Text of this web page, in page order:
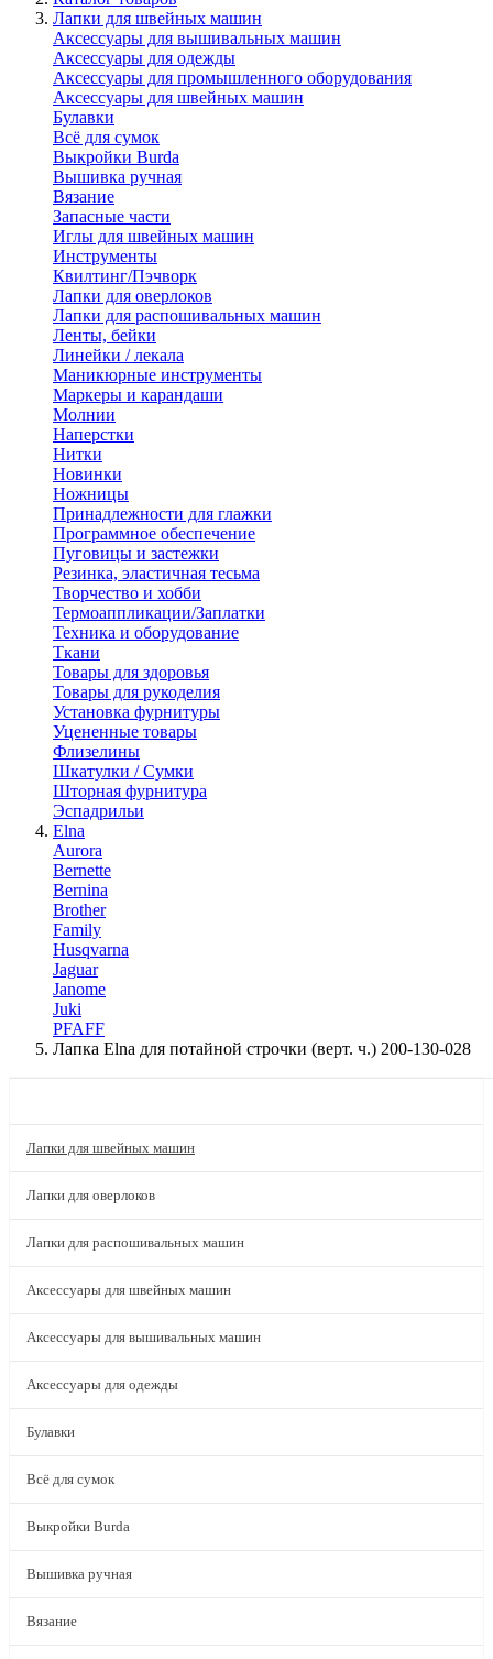
Лапки для швейных машин
Аксессуары для вышивальных машин
Аксессуары для одежды
Аксессуары для промышленного оборудования
Аксессуары для швейных машин
Булавки
Всё для сумок
Выкройки Burda
Вышивка ручная
Вязание
Запасные части
Иглы для швейных машин
Инструменты
Квилтинг/Пэчворк
Лапки для оверлоков
Лапки для распошивальных машин
Ленты, бейки
Линейки / лекала
Маникюрные инструменты
Маркеры и карандаши
Молнии
Наперстки
Нитки
Новинки
Ножницы
Принадлежности для глажки
Программное обеспечение
Пуговицы и застежки
Резинка, эластичная тесьма
Творчество и хобби
Термоаппликации/Заплатки
Техника и оборудование
Ткани
Товары для здоровья
Товары для рукоделия
Установка фурнитуры
Уцененные товары
Флизелины
Шкатулки / Сумки
Шторная фурнитура
Эспадрильи
Elna
Aurora
Bernette
Bernina
Brother
Family
Husqvarna
Jaguar
Janome
Juki
PFAFF
Лапка Elna для потайной строчки (верт. ч.) 200-130-028
Лапки для швейных машин
Лапки для оверлоков
Лапки для распошивальных машин
Аксессуары для швейных машин
Аксессуары для вышивальных машин
Аксессуары для одежды
Булавки
Всё для сумок
Выкройки Burda
Вышивка ручная
Вязание